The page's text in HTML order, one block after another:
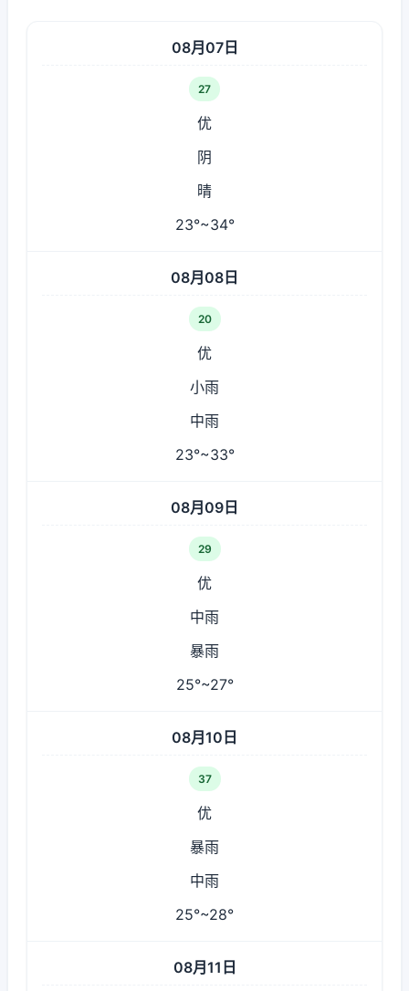
08月07日
27
优
阴
晴
23°~34°
08月08日
20
优
小雨
中雨
23°~33°
08月09日
29
优
中雨
暴雨
25°~27°
08月10日
37
优
暴雨
中雨
25°~28°
08月11日